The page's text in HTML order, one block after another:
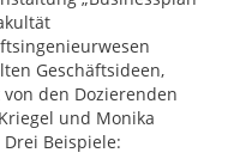
Geschäftsideen,
den Dozierenden
und Monika
Drei Beispiele: